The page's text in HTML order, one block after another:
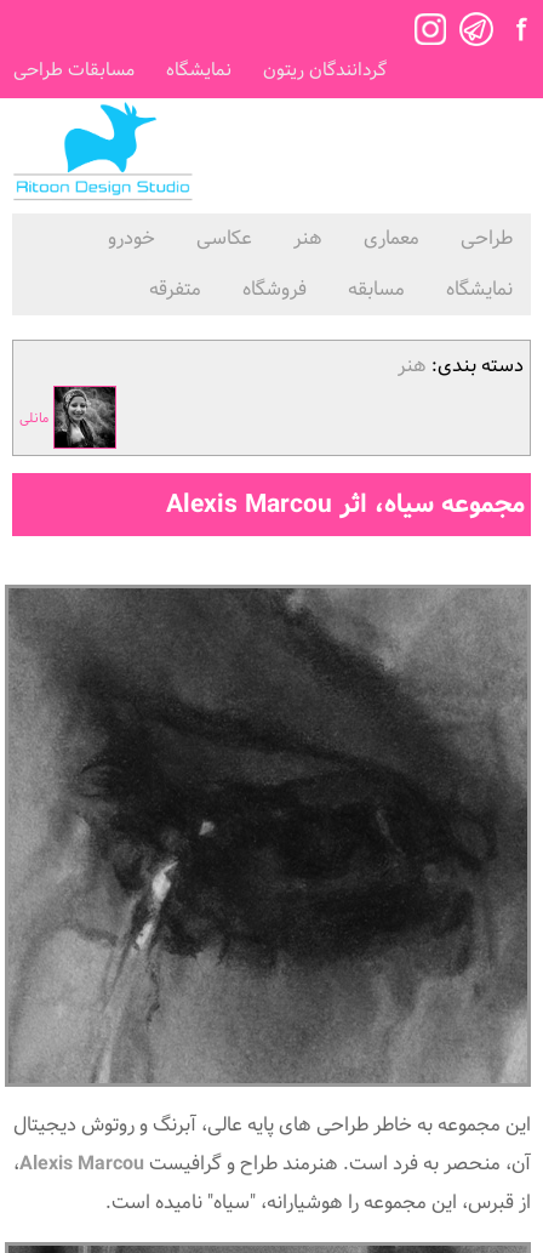
گردانندگان ریتون نمایشگاه مسابقات طراحی
طراحی معماری هنر عکاسی
خودرو
نمایشگاه
مسابقه فروشگاه متفرقه
دسته بندی: هنر
مانلی
مجموعه سیاه، اثر Alexis Marcou
این مجموعه به خاطر طراحی های پایه عالی، آبرنگ و روتوش دیجیتال
آن، منحصر به فرد است. هنرمند طراح و گرافیستAlexis Marcou،
از قبرس، این مجموعه را هوشیارانه، "سیاه" نامیده است.